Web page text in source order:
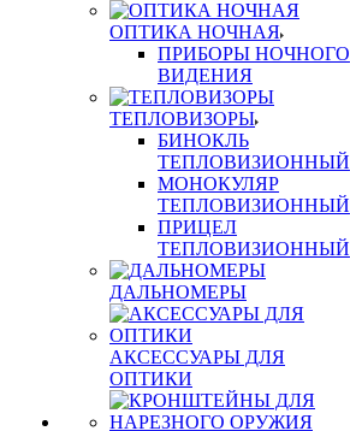
ОПТИКА НОЧНАЯ
ПРИБОРЫ НОЧНОГО
ВИДЕНИЯ
ТЕПЛОВИЗОРЫ
БИНОКЛЬ
ТЕПЛОВИЗИОННЫЙ
МОНОКУЛЯР
ТЕПЛОВИЗИОННЫЙ
ПРИЦЕЛ
ТЕПЛОВИЗИОННЫЙ
ДАЛЬНОМЕРЫ
АКСЕССУАРЫ ДЛЯ
ОПТИКИ